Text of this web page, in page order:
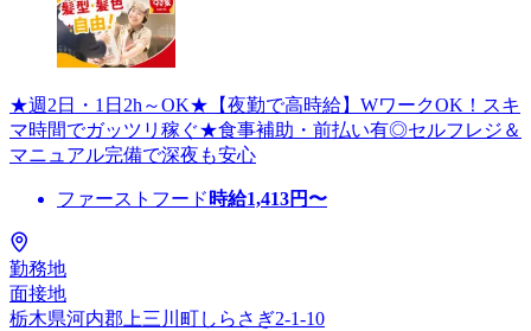
★週2日・1日2h～OK★【夜勤で高時給】WワークOK！スキ
マ時間でガッツリ稼ぐ★食事補助・前払い有◎セルフレジ＆
マニュアル完備で深夜も安心
ファーストフード 時給1,413円〜
勤務地
面接地
栃木県河内郡上三川町しらさぎ2-1-10